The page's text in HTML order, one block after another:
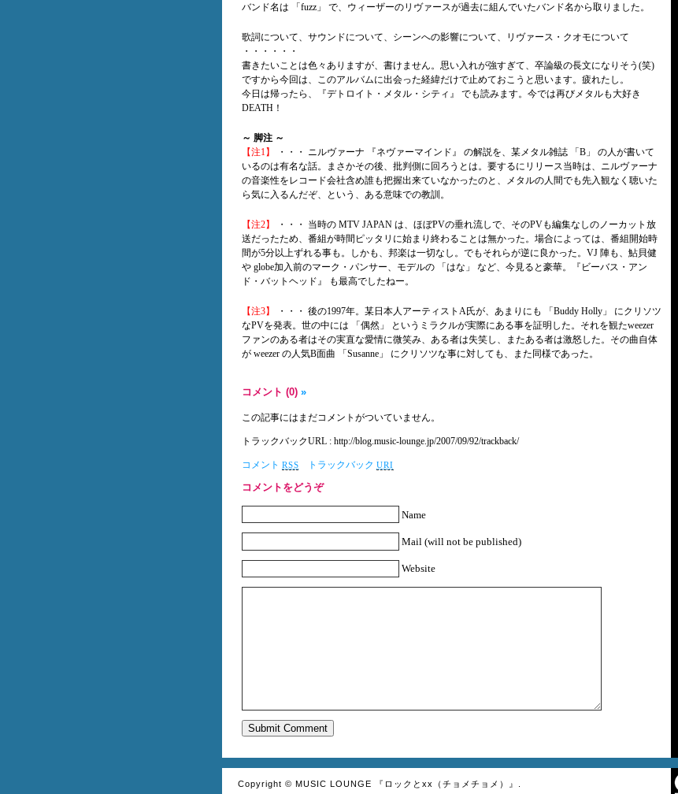
バンド名は 「fuzz」 で、ウィーザーのリヴァースが過去に組んでいたバンド名から取りました。
歌詞について、サウンドについて、シーンへの影響について、リヴァース・クオモについて
・・・・・・
書きたいことは色々ありますが、書けません。思い入れが強すぎて、卒論級の長文になりそう(笑)
ですから今回は、このアルバムに出会った経緯だけで止めておこうと思います。疲れたし。
今日は帰ったら、『デトロイト・メタル・シティ』 でも読みます。今では再びメタルも大好き
DEATH！
～ 脚注 ～
【注1】
・・・ ニルヴァーナ 『ネヴァーマインド』 の解説を、某メタル雑誌 「B」 の人が書いて
いるのは有名な話。まさかその後、批判側に回ろうとは。要するにリリース当時は、ニルヴァーナ
の音楽性をレコード会社含め誰も把握出来ていなかったのと、メタルの人間でも先入観なく聴いた
ら気に入るんだぞ、という、ある意味での教訓。
【注2】
・・・ 当時の MTV JAPAN は、ほぼPVの垂れ流しで、そのPVも編集なしのノーカット放
送だったため、番組が時間ピッタリに始まり終わることは無かった。場合によっては、番組開始時
間が5分以上ずれる事も。しかも、邦楽は一切なし。でもそれらが逆に良かった。VJ 陣も、鮎貝健
や globe加入前のマーク・パンサー、モデルの 「はな」 など、今見ると豪華。『ビーバス・アン
ド・バットヘッド』 も最高でしたねー。
【注3】
・・・ 後の1997年。某日本人アーティストA氏が、あまりにも 「Buddy Holly」 にクリソツ
なPVを発表。世の中には 「偶然」 というミラクルが実際にある事を証明した。それを観たweezer
ファンのある者はその実直な愛情に微笑み、ある者は失笑し、またある者は激怒した。その曲自体
が weezer の人気B面曲 「Susanne」 にクリソツな事に対しても、また同様であった。
コメント (0) »
この記事にはまだコメントがついていません。
トラックバックURL : http://blog.music-lounge.jp/2007/09/92/trackback/
コメント RSS トラックバックURI
コメントをどうぞ
Name
Mail (will not be published)
Website
Copyright © MUSIC LOUNGE 『ロックとxx（チョメチョメ）』.